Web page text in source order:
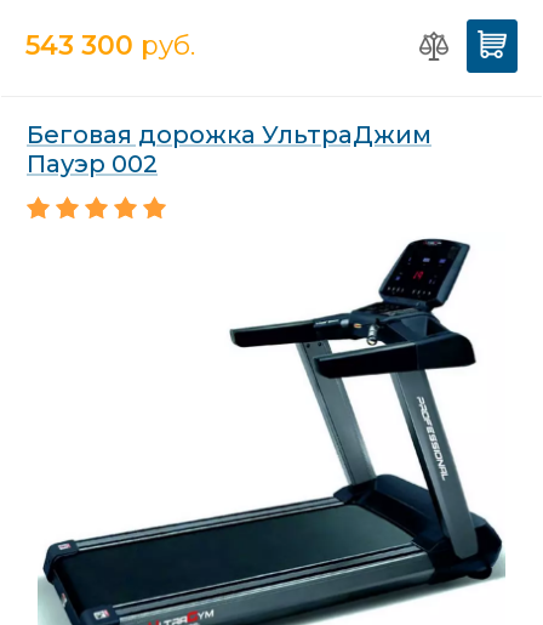
543 300 руб.
Беговая дорожка УльтраДжим
Пауэр 002